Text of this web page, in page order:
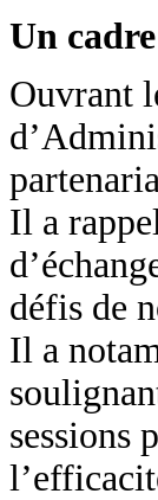
Un
Ouvrant
Il a
défis de
Il a
sessions